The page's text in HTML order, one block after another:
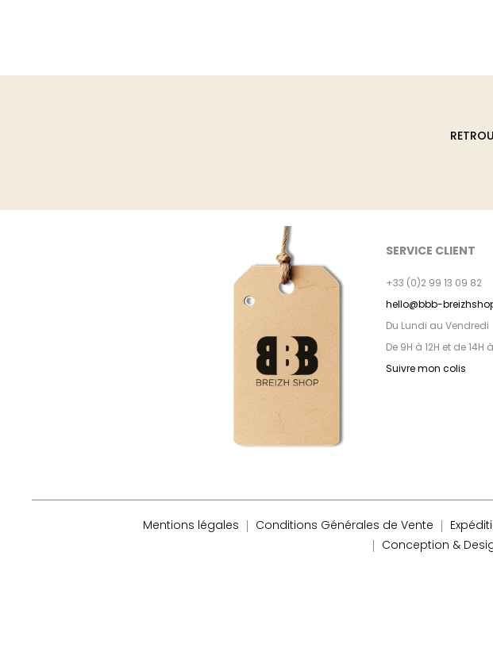
SERVICE CLIENT
+33 (0)2 99 13 09 82
hello@bbb-
Du Lundi au Vendredi
De 9H à 12H et de 14H
Suivre mon colis
Mentions légales Conditions Générales de Vente
Conception &